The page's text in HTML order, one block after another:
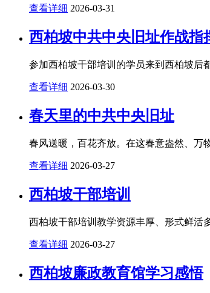
查看详细 2026-03-31
西柏坡中共中央旧址作战指
参加西柏坡干部培训的学员来到西柏坡后
查看详细 2026-03-30
春天里的中共中央旧址
春风送暖，百花齐放。在这春意盎然、万
查看详细 2026-03-27
西柏坡干部培训
西柏坡干部培训教学资源丰厚、形式鲜活
查看详细 2026-03-27
西柏坡廉政教育馆学习感悟